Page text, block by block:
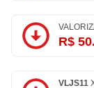
R$
VLJS11